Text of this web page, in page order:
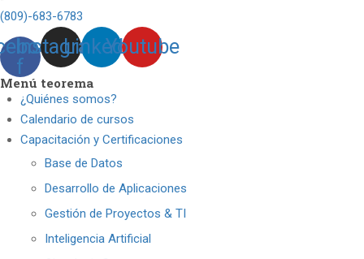
(809)-683-6783
f
Instagram
LinkedinYoutube
Menú teorema
¿Quiénes somos?
Calendario de cursos
Capacitación y Certificaciones
Base de Datos
Desarrollo de Aplicaciones
Gestión de Proyectos & TI
Inteligencia Artificial